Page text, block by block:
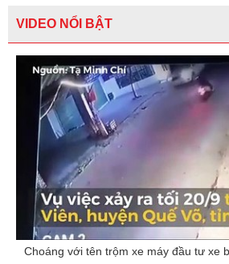
VIDEO NỔI BẬT
Choáng với tên trộm xe máy đầu tư xe